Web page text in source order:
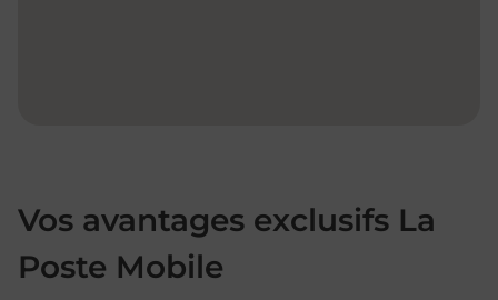
Vos avantages exclusifs La
Poste Mobile